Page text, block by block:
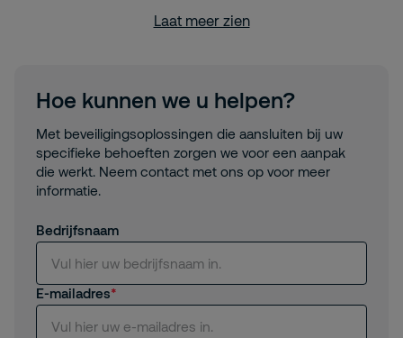
Laat meer zien
Hoe kunnen we u helpen?
Met beveiligingsoplossingen die aansluiten bij uw
specifieke behoeften zorgen we voor een aanpak
die werkt. Neem contact met ons op voor meer
informatie.
Bedrijfsnaam
E-mailadres